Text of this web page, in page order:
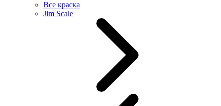
Все краска
Jim Scale